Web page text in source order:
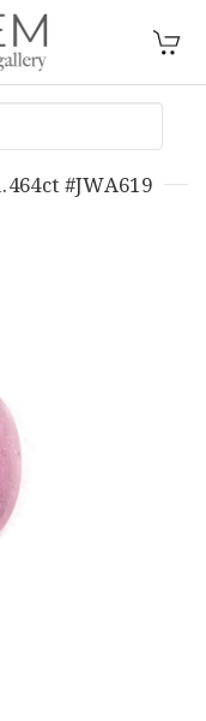
#JWA619